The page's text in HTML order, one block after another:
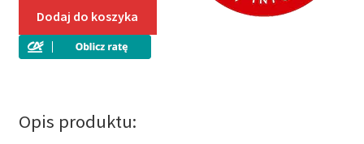
laweta
dwuosiowa,
raz
blacha
w
Dodaj do koszyka
Opis produktu: